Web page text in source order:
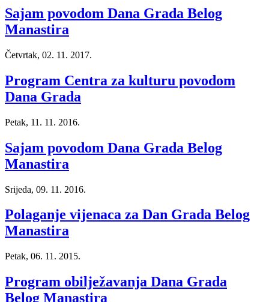
Sajam povodom Dana Grada Belog
Manastira
Četvrtak, 02. 11. 2017.
Program Centra za kulturu povodom
Dana Grada
Petak, 11. 11. 2016.
Sajam povodom Dana Grada Belog
Manastira
Srijeda, 09. 11. 2016.
Polaganje vijenaca za Dan Grada Belog
Manastira
Petak, 06. 11. 2015.
Program obilježavanja Dana Grada
Belog Manastira